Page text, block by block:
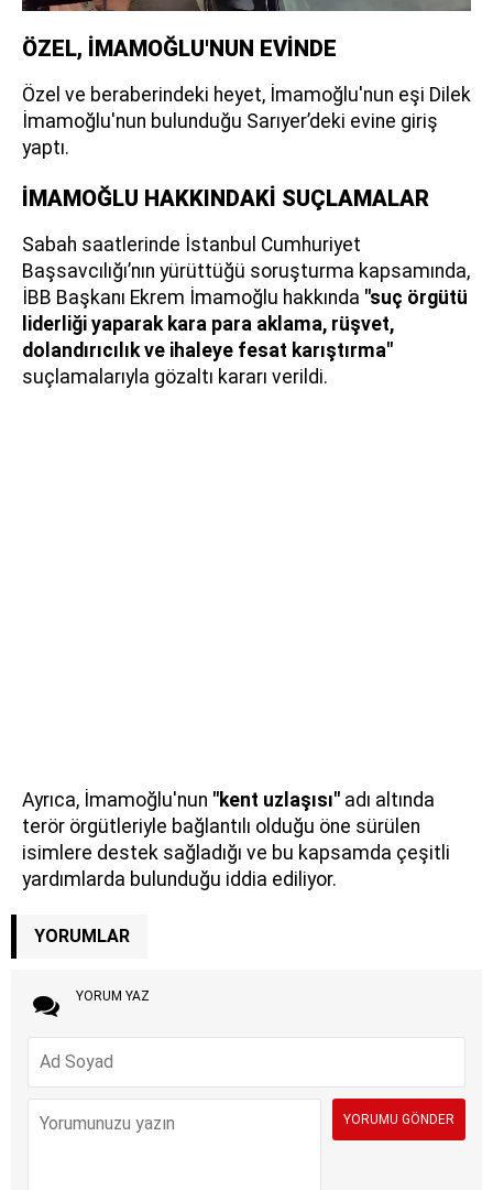
ÖZEL, İMAMOĞLU'NUN EVİNDE
Özel ve beraberindeki heyet, İmamoğlu'nun eşi Dilek
İmamoğlu'nun bulunduğu Sarıyer’deki evine giriş
yaptı.
İMAMOĞLU HAKKINDAKİ SUÇLAMALAR
Sabah saatlerinde İstanbul Cumhuriyet
Başsavcılığı’nın yürüttüğü soruşturma kapsamında,
İBB Başkanı Ekrem İmamoğlu hakkında "suç örgütü
liderliği yaparak kara para aklama, rüşvet,
dolandırıcılık ve ihaleye fesat karıştırma"
suçlamalarıyla gözaltı kararı verildi.
Ayrıca, İmamoğlu'nun "kent uzlaşısı" adı altında
terör örgütleriyle bağlantılı olduğu öne sürülen
isimlere destek sağladığı ve bu kapsamda çeşitli
yardımlarda bulunduğu iddia ediliyor.
YORUMLAR
YORUM YAZ